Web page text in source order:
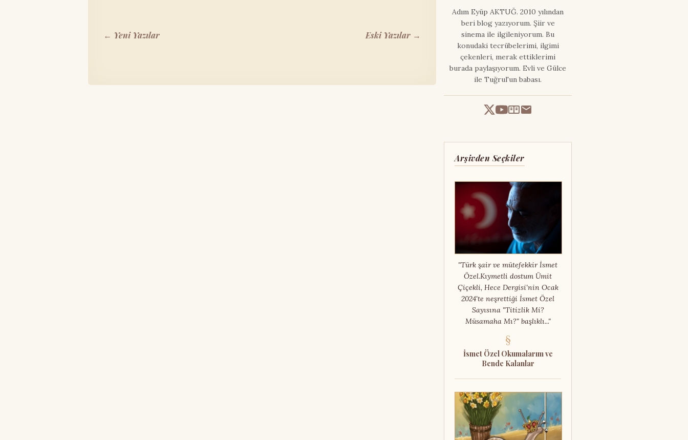
← Yeni Yazılar Eski Yazılar →
Adım Eyüp AKTUĞ. 2010 yılından
beri blog yazıyorum. Şiir ve
sinema ile ilgileniyorum. Bu
konudaki tecrübelerimi, ilgimi
çekenleri, merak ettiklerimi
burada paylaşıyorum. Evli ve Gülce
ile Tuğrul'un babası.
Arşivden Seçkiler
"Türk şair ve mütefekkir İsmet
Özel.Kıymetli dostum Ümit
Çiçekli, Hece Dergisi'nin Ocak
2024'te neşrettiği İsmet Özel
Sayısına "Titizlik Mi?
Müsamaha Mı?" başlıklı..."
§
İsmet Özel Okumalarım ve
Bende Kalanlar